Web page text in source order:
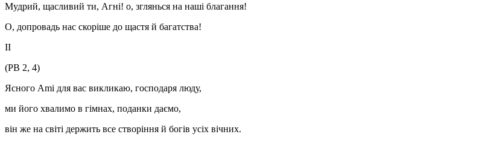
Мудрий, щасливий ти, Агні! о, зглянься на наші благання!
О, допровадь нас скоріше до щастя й багатства!
II
(РВ 2, 4)
Ясного Ami для вас викликаю, господаря люду,
ми його хвалимо в гімнах, поданки даємо,
він же на світі держить все створіння й богів усіх вічних.